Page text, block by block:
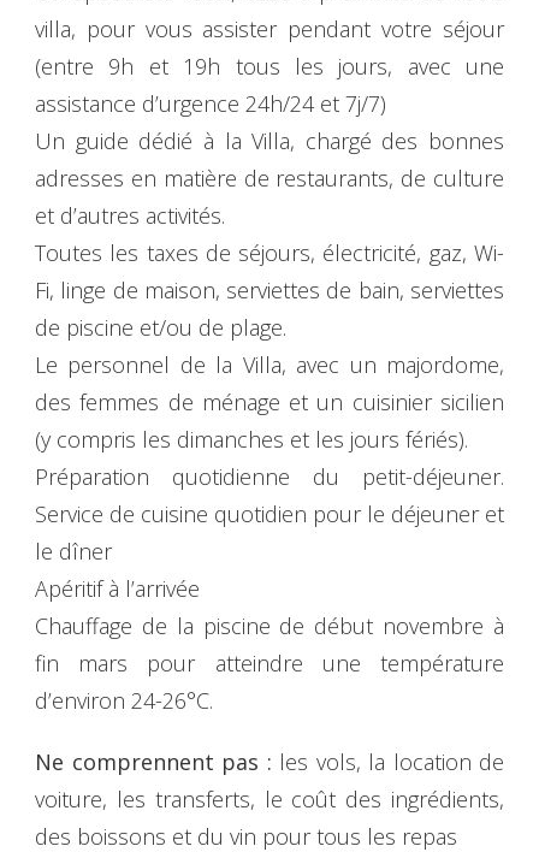
villa, pour vous assister pendant votre séjour
(entre 9h et 19h tous les jours, avec une
assistance d’urgence 24h/24 et 7j/7)
Un guide dédié à la Villa, chargé des bonnes
adresses en matière de restaurants, de culture
et d’autres activités.
Toutes les taxes de séjours, électricité, gaz, Wi-
Fi, linge de maison, serviettes de bain, serviettes
de piscine et/ou de plage.
Le personnel de la Villa, avec un majordome,
des femmes de ménage et un cuisinier sicilien
(y compris les dimanches et les jours fériés).
Préparation quotidienne du petit-déjeuner.
Service de cuisine quotidien pour le déjeuner et
le dîner
Apéritif à l’arrivée
Chauffage de la piscine de début novembre à
fin mars pour atteindre une température
d’environ 24-26°C.
Ne comprennent pas : les vols, la location de
voiture, les transferts, le coût des ingrédients,
des boissons et du vin pour tous les repas